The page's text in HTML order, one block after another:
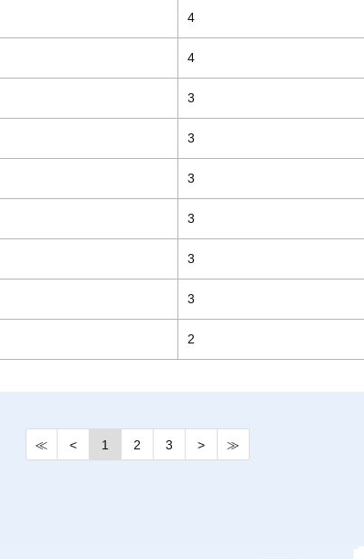
4
4
3
3
3
3
3
3
2
≪ < 1 2 3 > ≫